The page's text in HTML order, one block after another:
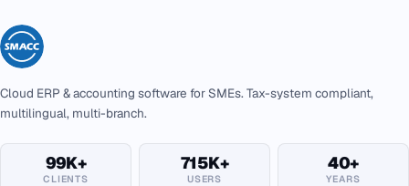
Cloud ERP & accounting software for SMEs. Tax-system compliant,
multilingual, multi-branch.
99K+
CLIENTS
715K+
USERS
40+
YEARS